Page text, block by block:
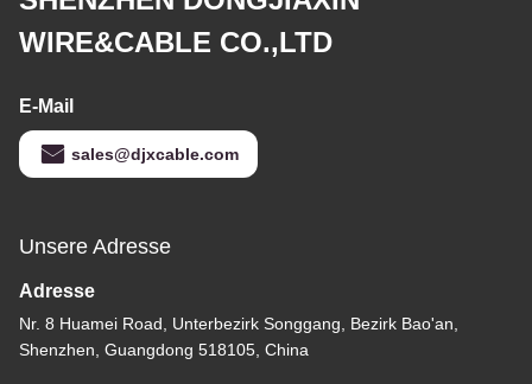
WIRE&CABLE CO.,LTD
E-Mail
sales@djxcable.com
Unsere Adresse
Adresse
Nr. 8 Huamei Road, Unterbezirk Songgang, Bezirk Bao'an,
Shenzhen, Guangdong 518105, China